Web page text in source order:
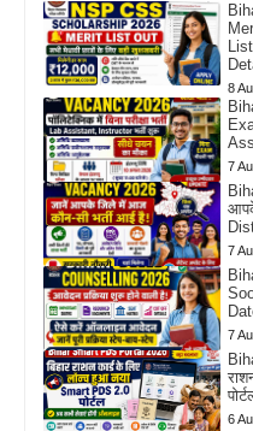
8
7
7
7
6